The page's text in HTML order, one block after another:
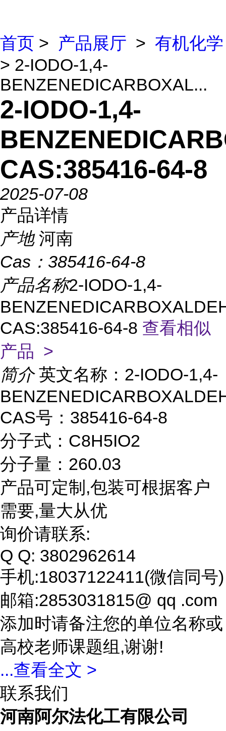
首页 > 产品展厅 > 有机化学
> 2-IODO-1,4-
BENZENEDICARBOXAL...
2-IODO-1,4-
CAS:385416-64-8
2025-07-08
产品详情
产地 河南
Cas： 385416-64-8
产品名称2-IODO-1,4-
CAS:385416-64-8 查看相似
产品 >
简介 英文名称：2-IODO-1,4-
CAS号：385416-64-8
分子式：C8H5IO2
分子量：260.03
产品可定制,包装可根据客户
需要,量大从优
询价请联系:
Q Q: 3802962614
手机:18037122411(微信同号)
邮箱:2853031815@ qq .com
添加时请备注您的单位名称或
高校老师课题组,谢谢!
...查看全文 >
联系我们
河南阿尔法化工有限公司